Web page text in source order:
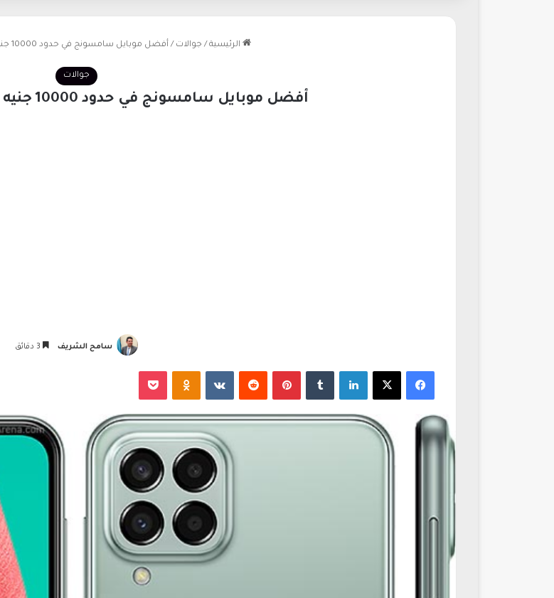
الرئيسية / جوالات / أفضل موبايل سامسونج في حدود 10000 جنيه 2026| الجديد شديد أوي
جوالات
أفضل موبايل سامسونج في حدود 10000 جنيه 2026| الجديد شديد أوي
سامح الشريف
فيسبوك لينكدإن بينتيريست